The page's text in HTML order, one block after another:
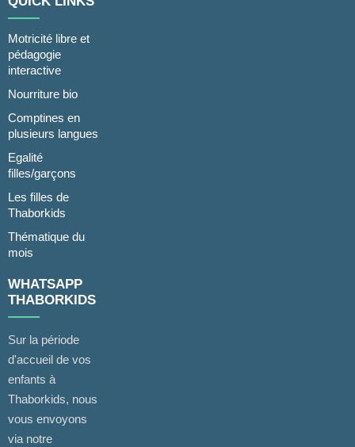
Motricité libre et
pédagogie
interactive
Nourriture bio
Comptines en
plusieurs langues
Egalité
filles/garçons
Les filles de
Thaborkids
Thématique du
mois
WHATSAPP
THABORKIDS
Sur la période
d'accueil de vos
enfants à
Thaborkids, nous
vous envoyons
via notre